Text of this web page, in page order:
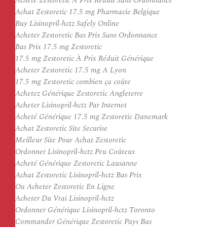
Achat Zestoretic 17.5 mg Pharmacie Belgique
Buy Lisinopril-hctz Safely Online
Acheter Zestoretic Bas Prix Sans Ordonnance
Bas Prix 17.5 mg Zestoretic
17.5 mg Zestoretic À Prix Réduit Générique
Acheter Zestoretic 17.5 mg A Lyon
17.5 mg Zestoretic combien ça coûte
Achetez Générique Zestoretic Angleterre
Acheter Lisinopril-hctz Par Internet
Acheté Générique 17.5 mg Zestoretic Danemark
Achat Zestoretic Site Securise
Meilleur Site Pour Achat Zestoretic
Ordonner Lisinopril-hctz Peu Coûteux
Acheté Générique Zestoretic Lausanne
Achat Zestoretic Lisinopril-hctz Bas Prix
Ou Acheter Zestoretic En Ligne
Acheter Du Vrai Lisinopril-hctz
Ordonner Générique Lisinopril-hctz Toronto
Commander Générique Zestoretic Pays Bas